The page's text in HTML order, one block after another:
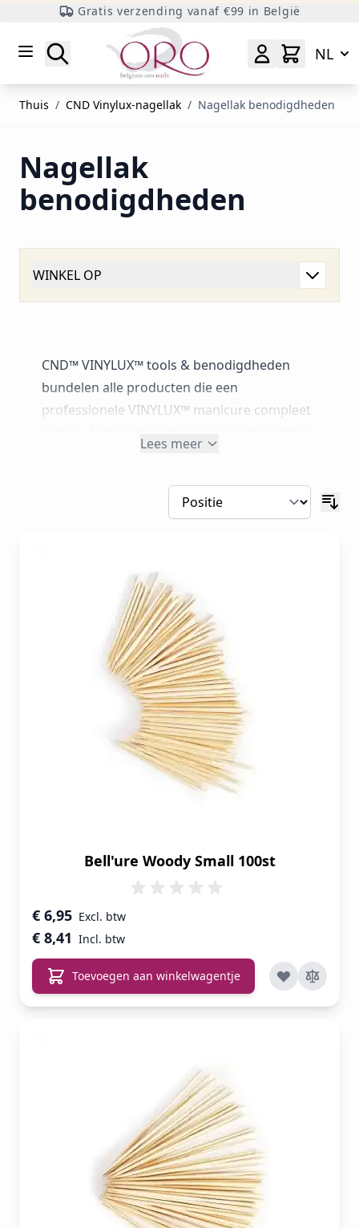
Gratis verzending vanaf €99 in België
Zoeken
NL
Thuis / CND Vinylux-nagellak / Nagellak benodigdheden
Nagellak
benodigdheden
WINKEL OP
CND™ VINYLUX™ tools & benodigdheden
bundelen alle producten die een
professionele VINYLUX™ manicure compleet
VINYLUX™ long wear nagellak. Ideaal voor
nagelstylisten, salons en beautyprofessionals
comfortabele, perfect afgewerkte resultaten
voor elke klant.
Lees meer
Bell'ure Woody Small 100st
€ 8,41
€ 6,95
Toevoegen aan winkelwagentje